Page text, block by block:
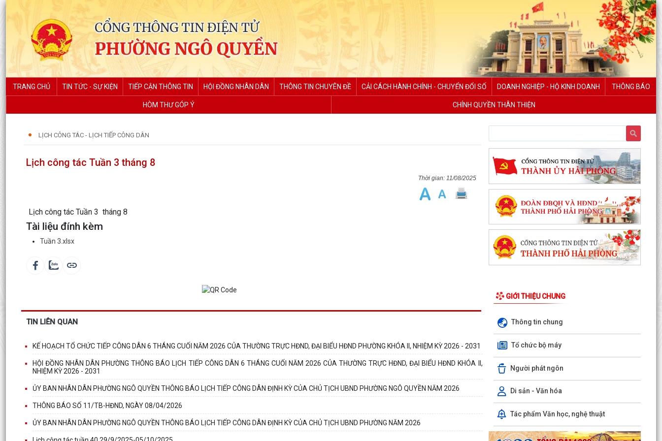
TRANG CHỦ TIN TỨC - SỰ KIỆN TIẾP CẬN THÔNG TIN HỘI ĐỒNG NHÂN DÂN THÔNG TIN CHUYÊN ĐỀ CẢI CÁCH HÀNH CHÍNH - CHUYỂN ĐỔI SỐ DOANH NGHIỆP - HỘ KINH DOANH THÔNG BÁO
HÒM THƯ GÓP Ý CHÍNH QUYỀN THÂN THIỆN
LỊCH CÔNG TÁC - LỊCH TIẾP CÔNG DÂN
Lịch công tác Tuần 3 tháng 8
11/08/2025
Lịch công tác Tuần 3 tháng 8
Tài liệu đính kèm
Tuần 3.xlsx
TIN LIÊN QUAN
KẾ HOẠCH TỔ CHỨC TIẾP CÔNG DÂN 6 THÁNG CUỐI NĂM 2026 CỦA THƯỜNG TRỰC HĐND, ĐẠI BIỂU HĐND PHƯỜNG KHÓA II, NHIỆM KỲ 2026 - 2031
HỘI ĐỒNG NHÂN DÂN PHƯỜNG THÔNG BÁO LỊCH TIẾP CÔNG DÂN 6 THÁNG CUỐI NĂM 2026 CỦA THƯỜNG TRỰC HĐND, ĐẠI BIỂU HĐND KHÓA II,
NHIỆM KỲ 2026 - 2031
ỦY BAN NHÂN DÂN PHƯỜNG NGÔ QUYỀN THÔNG BÁO LỊCH TIẾP CÔNG DÂN ĐỊNH KỲ CỦA CHỦ TỊCH UBND PHƯỜNG NGÔ QUYỀN NĂM 2026
THÔNG BÁO SỐ 11/TB-HĐND, NGÀY 08/04/2026
ỦY BAN NHÂN DÂN PHƯỜNG NGÔ QUYỀN THÔNG BÁO LỊCH TIẾP CÔNG DÂN ĐỊNH KỲ CỦA CHỦ TỊCH UBND PHƯỜNG NĂM 2026
GIỚI THIỆU CHUNG
Thông tin chung
Tổ chức bộ máy
Người phát ngôn
Di sản - Văn hóa
Tác phẩm Văn học, nghệ thuật
đồng phục cho 307 học sinh có hoàn cảnh khó
khăn trước...
Phường Ngô Quyền đẩy mạnh công tác phòng,
chống ma túy và nhân rộng các mô hình an ninh
THƯ CẢM ƠN – NIỀM TIN CỦA NHÂN DÂN DÀNH
CHO CHÍNH QUYỀN